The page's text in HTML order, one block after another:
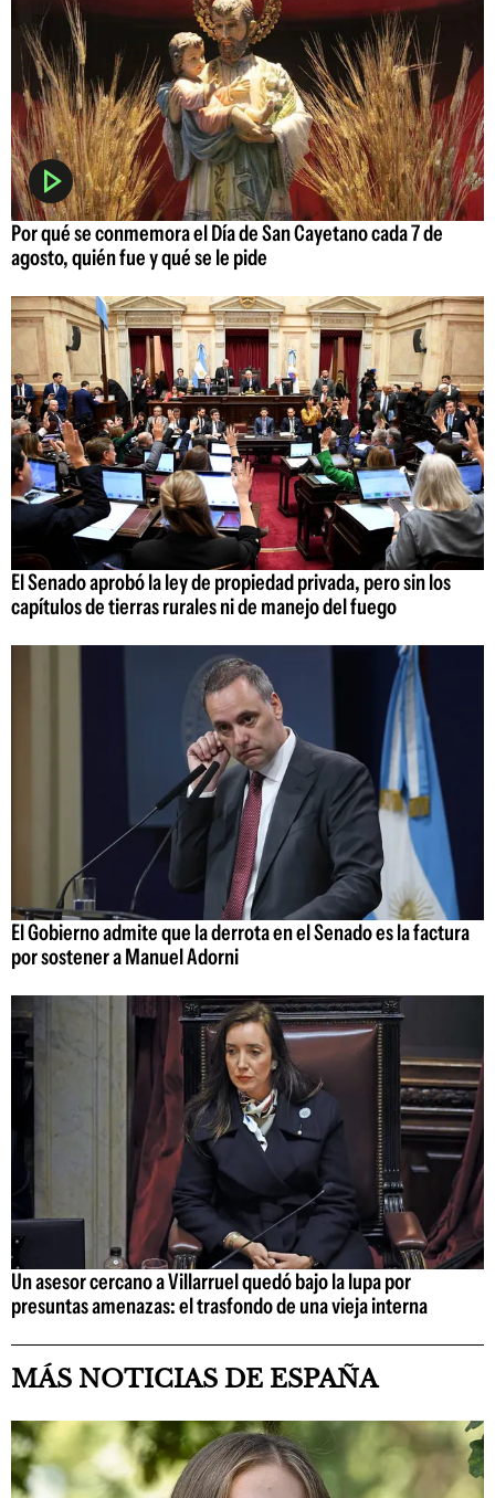
Por qué se conmemora el Día de San Cayetano cada 7 de
agosto, quién fue y qué se le pide
El Senado aprobó la ley de propiedad privada, pero sin los
capítulos de tierras rurales ni de manejo del fuego
El Gobierno admite que la derrota en el Senado es la factura
por sostener a Manuel Adorni
Un asesor cercano a Villarruel quedó bajo la lupa por
presuntas amenazas: el trasfondo de una vieja interna
MÁS NOTICIAS DE ESPAÑA